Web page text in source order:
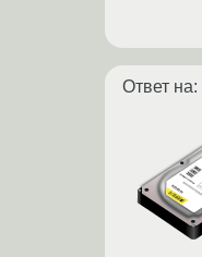
Ответ на: